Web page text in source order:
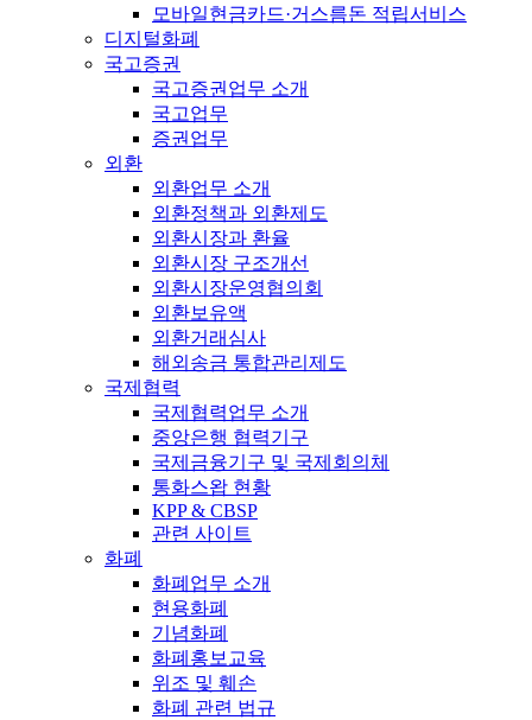
모바일현금카드·거스름돈 적립서비스
디지털화폐
국고증권
국고증권업무 소개
국고업무
증권업무
외환
외환업무 소개
외환정책과 외환제도
외환시장과 환율
외환시장 구조개선
외환시장운영협의회
외환보유액
외환거래심사
해외송금 통합관리제도
국제협력
국제협력업무 소개
중앙은행 협력기구
국제금융기구 및 국제회의체
통화스왑 현황
KPP & CBSP
관련 사이트
화폐
화폐업무 소개
현용화폐
기념화폐
화폐홍보교육
위조 및 훼손
화폐 관련 법규